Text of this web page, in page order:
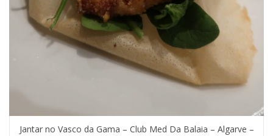
Jantar no Vasco da Gama – Club Med Da Balaia – Algarve –